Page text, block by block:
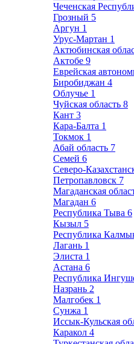
Чеченская
Грозный 5
Аргун 1
Урус-Мартан 1
Актюбинская
Актобе 9
Еврейская
Биробиджан 4
Облучье 1
Чуйская область 8
Кант 3
Кара-Балта 1
Токмок 1
Абай область 7
Семей 6
Северо-
Петропавловск 7
Магаданская
Магадан 6
Республика Тыва 6
Кызыл 5
Республика
Лагань 1
Элиста 1
Астана 6
Республика
Назрань 2
Малгобек 1
Сунжа 1
Иссык-Кульская
Каракол 4